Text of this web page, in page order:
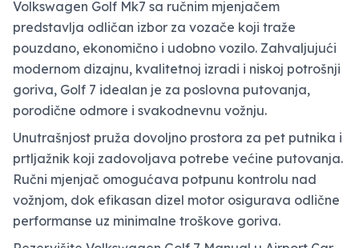
Volkswagen Golf Mk7 sa ručnim mjenjačem
predstavlja odličan izbor za vozače koji traže
pouzdano, ekonomično i udobno vozilo. Zahvaljujući
modernom dizajnu, kvalitetnoj izradi i niskoj potrošnji
goriva, Golf 7 idealan je za poslovna putovanja,
porodične odmore i svakodnevnu vožnju.
Unutrašnjost pruža dovoljno prostora za pet putnika i
prtljažnik koji zadovoljava potrebe većine putovanja.
Ručni mjenjač omogućava potpunu kontrolu nad
vožnjom, dok efikasan dizel motor osigurava odlične
performanse uz minimalne troškove goriva.